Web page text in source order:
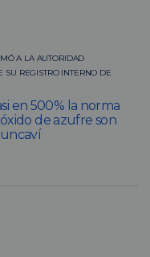
A LA AUTORIDAD
REGISTRO INTERNO DE
en 500% la norma
de azufre son